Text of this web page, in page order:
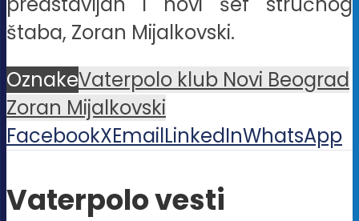
štaba, Zoran Mijalkovski.
OznakeVaterpolo klub Novi Beograd
Zoran Mijalkovski
FacebookXEmailLinkedInWhatsApp
Vaterpolo vesti